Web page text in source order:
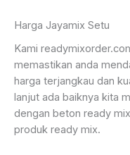
Harga Jayamix Setu
Kami
memastikan anda
harga terjangkau dan
lanjut ada baiknya kita
dengan beton ready
produk ready mix.